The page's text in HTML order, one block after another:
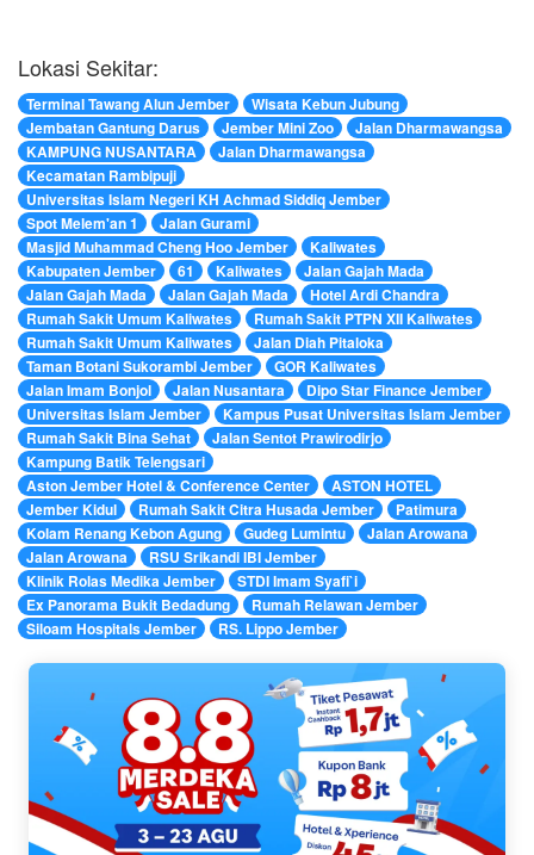
Lokasi Sekitar:
Terminal Tawang Alun Jember
Wisata Kebun Jubung
Jembatan Gantung Darus
Jember Mini Zoo
Jalan Dharmawangsa
KAMPUNG NUSANTARA
Jalan Dharmawangsa
Kecamatan Rambipuji
Universitas Islam Negeri KH Achmad Siddiq Jember
Spot Melem'an 1
Jalan Gurami
Masjid Muhammad Cheng Hoo Jember
Kaliwates
Kabupaten Jember
61 Kaliwates
Jalan Gajah Mada
Jalan Gajah Mada
Jalan Gajah Mada
Hotel Ardi Chandra
Rumah Sakit Umum Kaliwates
Rumah Sakit PTPN XII Kaliwates
Rumah Sakit Umum Kaliwates
Jalan Diah Pitaloka
Taman Botani Sukorambi Jember
GOR Kaliwates
Jalan Imam Bonjol
Jalan Nusantara
Dipo Star Finance Jember
Universitas Islam Jember
Kampus Pusat Universitas Islam Jember
Rumah Sakit Bina Sehat
Jalan Sentot Prawirodirjo
Kampung Batik Telengsari
Aston Jember Hotel & Conference Center
ASTON HOTEL
Jember Kidul
Rumah Sakit Citra Husada Jember
Patimura
Kolam Renang Kebon Agung
Gudeg Lumintu
Jalan Arowana
Jalan Arowana
RSU Srikandi IBI Jember
Klinik Rolas Medika Jember
STDI Imam Syafi`i
Ex Panorama Bukit Bedadung
Rumah Relawan Jember
Siloam Hospitals Jember
RS. Lippo Jember